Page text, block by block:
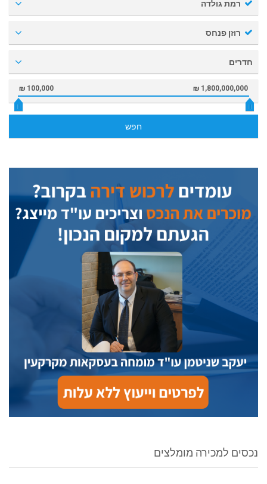
רמת גולדה
רוזן פנחס
חדרים
100,000 ₪ 1,800,000,000 ₪
חפש
נכסים למכירה מומלצים